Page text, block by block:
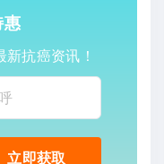
惠
抗癌资讯！